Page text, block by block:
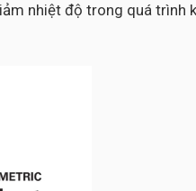
nhiệt độ trong quá trình